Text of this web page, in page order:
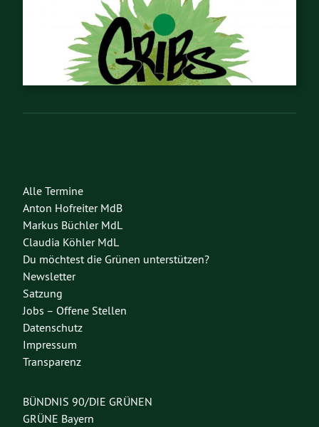
Alle Termine
Anton Hofreiter MdB
Markus Büchler MdL
Claudia Köhler MdL
Du möchtest die Grünen unterstützen?
Newsletter
Satzung
Jobs – Offene Stellen
Datenschutz
Impressum
Transparenz
BÜNDNIS 90/DIE GRÜNEN
GRÜNE Bayern